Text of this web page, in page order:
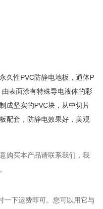
久性PVC防静电地板，通体P
表面涂有特殊导电液体的彩
成坚实的PVC块，从中切片
配套，防静电效果好，美观
购买本产品请联系我们，我
下运费即可。您可以用它与